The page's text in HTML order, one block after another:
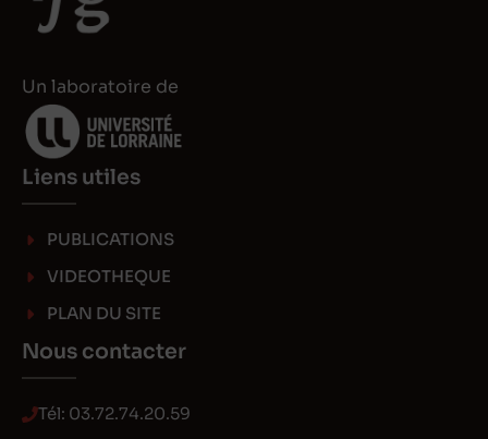
Un laboratoire de
Liens utiles
PUBLICATIONS
VIDEOTHEQUE
PLAN DU SITE
Nous contacter
Tél: 03.72.74.20.59